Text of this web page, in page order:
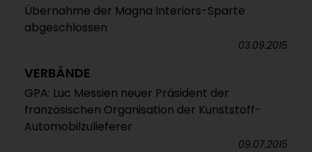
Übernahme der Magna Interiors-Sparte
abgeschlossen
03.09.2015
VERBÄNDE
GPA: Luc Messien neuer Präsident der
französischen Organisation der Kunststoff-
Automobilzulieferer
09.07.2015